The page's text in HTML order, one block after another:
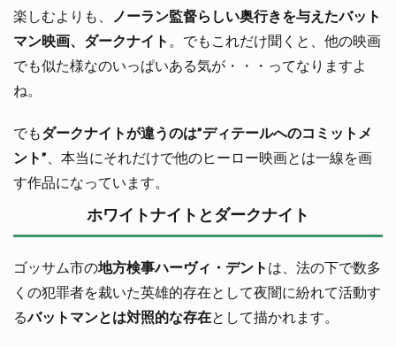
楽しむよりも、
ノーラン監督らしい奥行きを与えたバット
マン映画、 ダークナイト 。でもこれだけ聞くと、他の映画
でも似た様なのいっぱいある気が・・・ってなりますよ
ね。
でもダークナイトが違うのは”ディテールへのコミットメ
ント” 、本当にそれだけで他のヒーロー映画とは一線を画
す作品になっています。
ホワイトナイトとダークナイト
ゴッサム市の地方検事ハーヴィ・デント は、法の下で数多
くの犯罪者を裁いた英雄的存在として夜闇に紛れて活動す
るバットマンとは対照的な存在として描かれます。